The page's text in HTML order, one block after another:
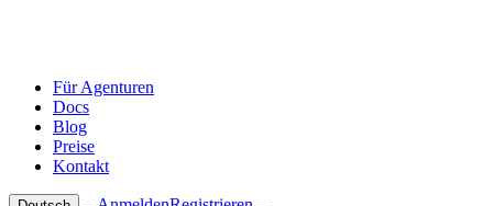
Für Agenturen
Docs
Blog
Preise
Kontakt